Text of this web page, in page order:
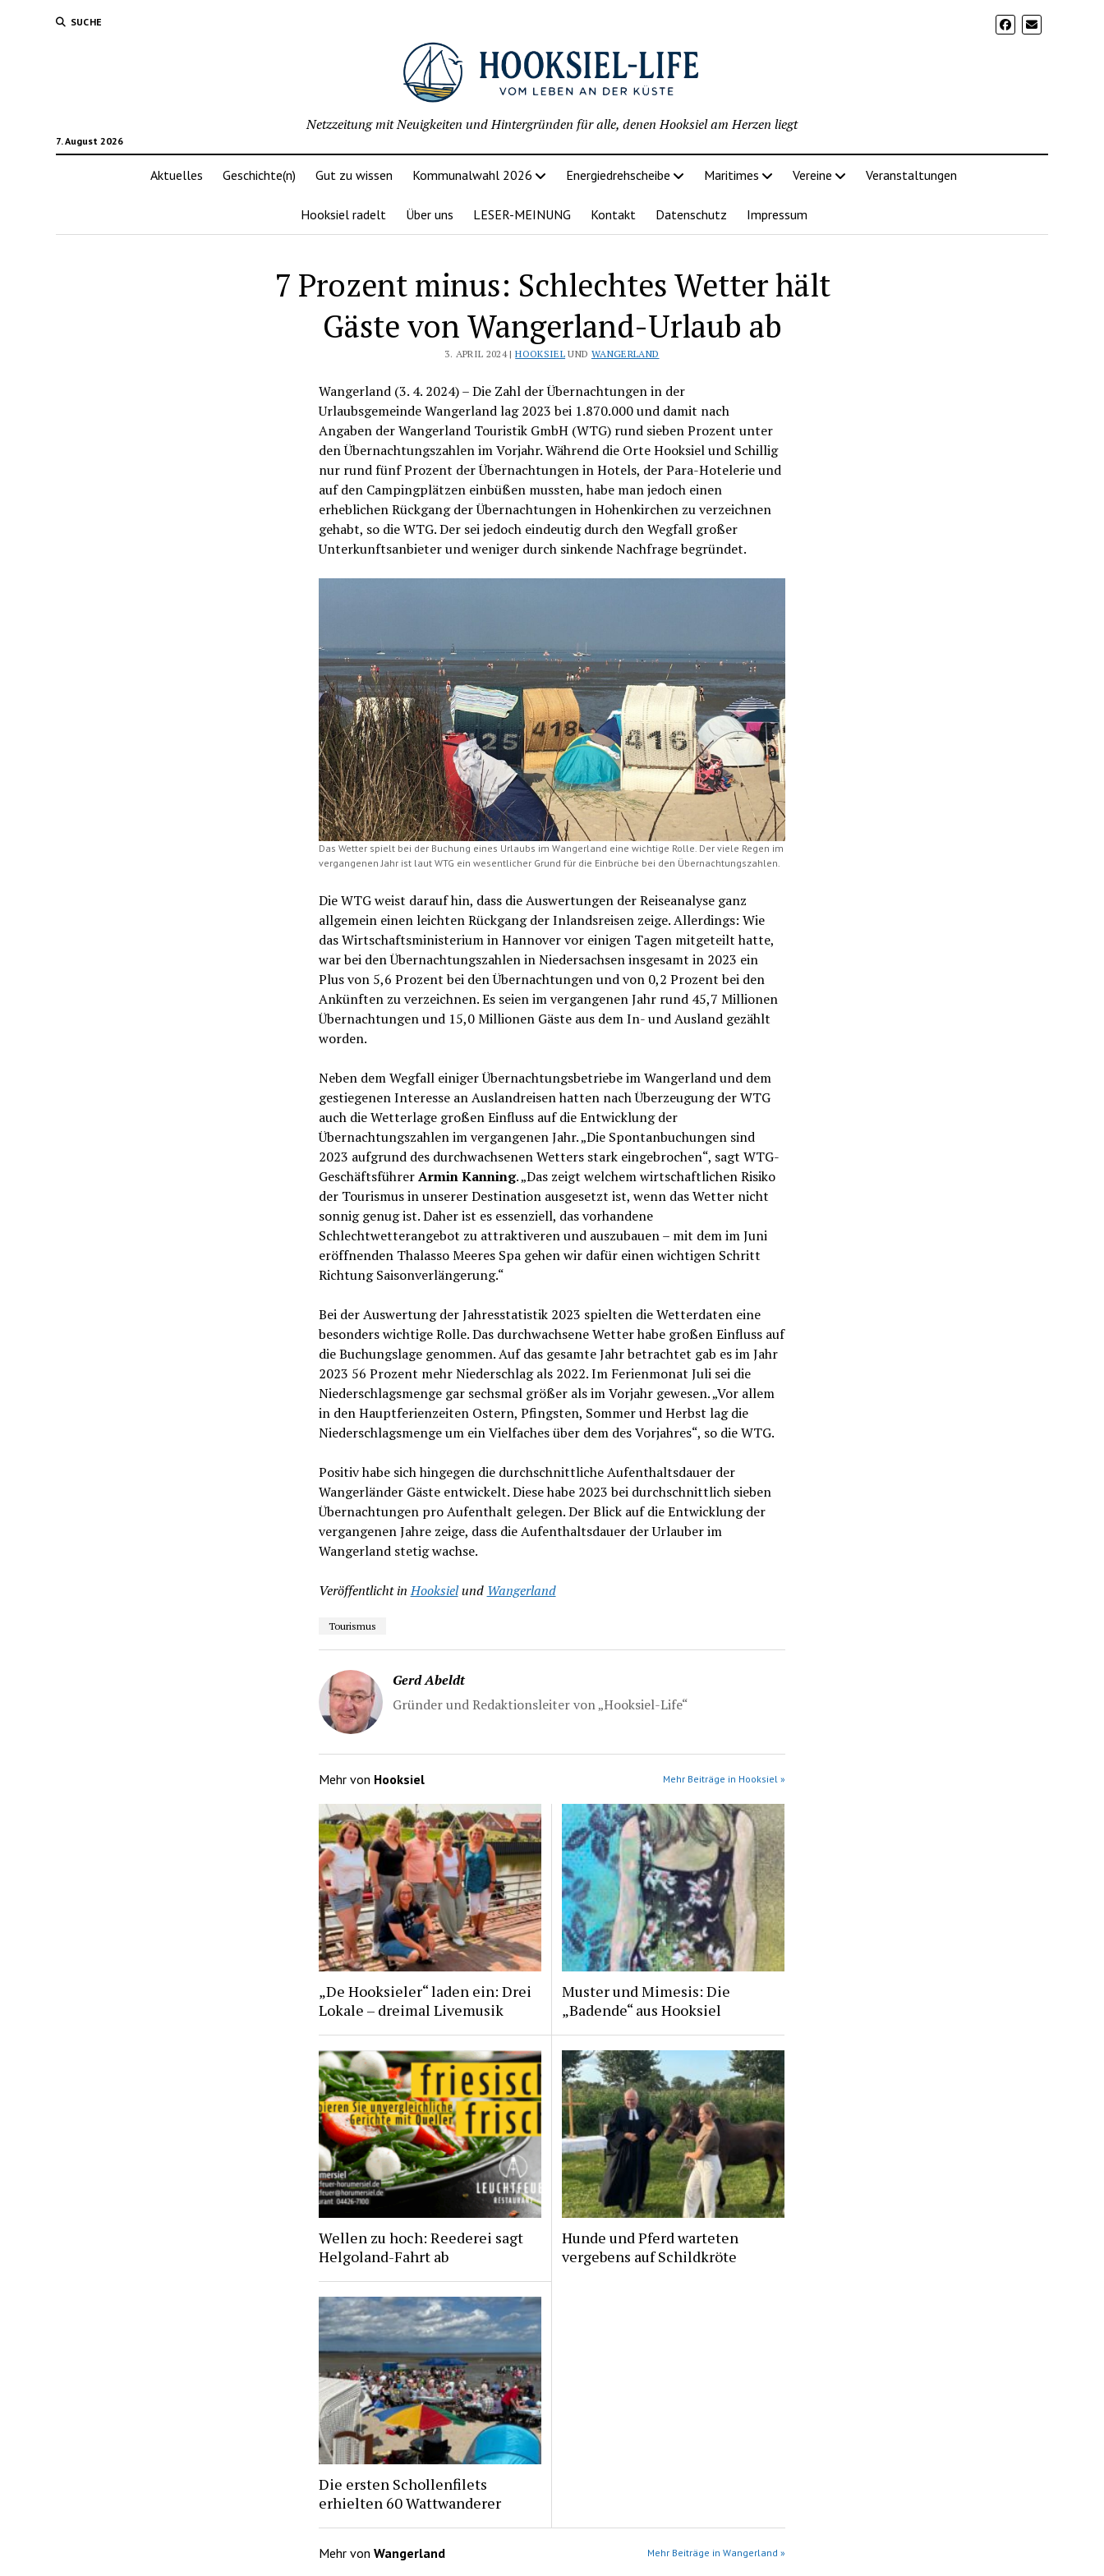
SUCHE
7. August 2026
Netzzeitung mit Neuigkeiten und Hintergründen für alle, denen Hooksiel am Herzen liegt
Aktuelles Geschichte(n) Gut zu wissen Kommunalwahl 2026 Energiedrehscheibe Maritimes Vereine Veranstaltungen
Hooksiel radelt Über uns LESER-MEINUNG Kontakt Datenschutz Impressum
7 Prozent minus: Schlechtes Wetter hält
Gäste von Wangerland-Urlaub ab
3. APRIL 2024 |HOOKSIEL UND WANGERLAND
Wangerland (3. 4. 2024) – Die Zahl der Übernachtungen in der
Urlaubsgemeinde Wangerland lag 2023 bei 1.870.000 und damit nach
Angaben der Wangerland Touristik GmbH (WTG) rund sieben Prozent unter
den Übernachtungszahlen im Vorjahr. Während die Orte Hooksiel und Schillig
nur rund fünf Prozent der Übernachtungen in Hotels, der Para-Hotelerie und
auf den Campingplätzen einbüßen mussten, habe man jedoch einen
erheblichen Rückgang der Übernachtungen in Hohenkirchen zu verzeichnen
gehabt, so die WTG. Der sei jedoch eindeutig durch den Wegfall großer
Unterkunftsanbieter und weniger durch sinkende Nachfrage begründet.
Das Wetter spielt bei der Buchung eines Urlaubs im Wangerland eine wichtige Rolle. Der viele Regen im
vergangenen Jahr ist laut WTG ein wesentlicher Grund für die Einbrüche bei den Übernachtungszahlen.
Die WTG weist darauf hin, dass die Auswertungen der Reiseanalyse ganz
allgemein einen leichten Rückgang der Inlandsreisen zeige. Allerdings: Wie
das Wirtschaftsministerium in Hannover vor einigen Tagen mitgeteilt hatte,
war bei den Übernachtungszahlen in Niedersachsen insgesamt in 2023 ein
Plus von 5,6 Prozent bei den Übernachtungen und von 0,2 Prozent bei den
Ankünften zu verzeichnen. Es seien im vergangenen Jahr rund 45,7 Millionen
Übernachtungen und 15,0 Millionen Gäste aus dem In- und Ausland gezählt
worden.
Neben dem Wegfall einiger Übernachtungsbetriebe im Wangerland und dem
gestiegenen Interesse an Auslandreisen hatten nach Überzeugung der WTG
auch die Wetterlage großen Einfluss auf die Entwicklung der
Übernachtungszahlen im vergangenen Jahr. „Die Spontanbuchungen sind
2023 aufgrund des durchwachsenen Wetters stark eingebrochen“, sagt WTG-
GeschäftsführerArmin Kanning. „Das zeigt welchem wirtschaftlichen Risiko
der Tourismus in unserer Destination ausgesetzt ist, wenn das Wetter nicht
sonnig genug ist. Daher ist es essenziell, das vorhandene
Schlechtwetterangebot zu attraktiveren und auszubauen – mit dem im Juni
eröffnenden Thalasso Meeres Spa gehen wir dafür einen wichtigen Schritt
Richtung Saisonverlängerung.“
Bei der Auswertung der Jahresstatistik 2023 spielten die Wetterdaten eine
besonders wichtige Rolle. Das durchwachsene Wetter habe großen Einfluss auf
die Buchungslage genommen. Auf das gesamte Jahr betrachtet gab es im Jahr
2023 56 Prozent mehr Niederschlag als 2022. Im Ferienmonat Juli sei die
Niederschlagsmenge gar sechsmal größer als im Vorjahr gewesen. „Vor allem
in den Hauptferienzeiten Ostern, Pfingsten, Sommer und Herbst lag die
Niederschlagsmenge um ein Vielfaches über dem des Vorjahres“, so die WTG.
Positiv habe sich hingegen die durchschnittliche Aufenthaltsdauer der
Wangerländer Gäste entwickelt. Diese habe 2023 bei durchschnittlich sieben
Übernachtungen pro Aufenthalt gelegen. Der Blick auf die Entwicklung der
vergangenen Jahre zeige, dass die Aufenthaltsdauer der Urlauber im
Wangerland stetig wachse.
Veröffentlicht in Hooksielund Wangerland
Tourismus
Gerd Abeldt
Gründer und Redaktionsleiter von „Hooksiel-Life“
Mehr von Hooksiel Mehr Beiträge in Hooksiel »
„De Hooksieler“ laden ein: Drei
Lokale – dreimal Livemusik
Muster und Mimesis: Die
„Badende“ aus Hooksiel
Wellen zu hoch: Reederei sagt
Helgoland-Fahrt ab
Hunde und Pferd warteten
vergebens auf Schildkröte
Die ersten Schollenfilets
erhielten 60 Wattwanderer
Mehr von Wangerland Mehr Beiträge in Wangerland »